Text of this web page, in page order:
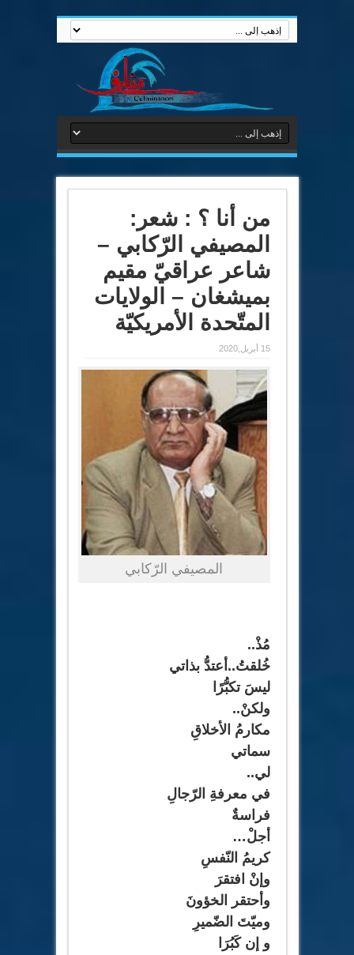
من أنا ؟ : شعر:
المصيفي الرّكابي –
شاعر عراقيّ مقيم
بميشغان – الولايات
المتّحدة الأمريكيّة
15 أبريل,2020
المصيفي الرّكابي
مُذْ..
خُلقتُ..أعتدُّ بذاتي
ليسَ تكبُّرًا
ولكنْ..
مكارمُ الأخلاقِ
سماتي
لي..
في معرفةِ الرّجالِ
فراسةٌ
أجلْ…
كريمُ النّفسِ
وإنْ افتقرَ
وأحتقر الخؤونَ
وميّتَ الضّميرِ
و إن كَبُرَا